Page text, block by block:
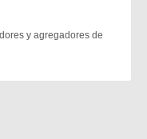
y agregadores de